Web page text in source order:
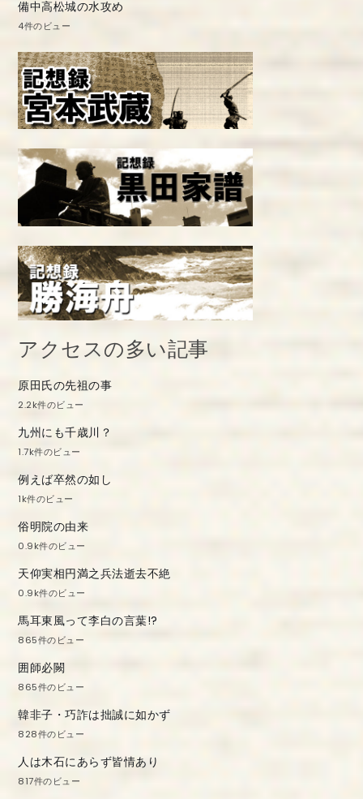
備中高松城の水攻め
4件のビュー
アクセスの多い記事
原田氏の先祖の事
2.2k件のビュー
九州にも千歳川？
1.7k件のビュー
例えば卒然の如し
1k件のビュー
俗明院の由来
0.9k件のビュー
天仰実相円満之兵法逝去不絶
0.9k件のビュー
馬耳東風って李白の言葉!?
865件のビュー
囲師必闕
865件のビュー
韓非子・巧詐は拙誠に如かず
828件のビュー
人は木石にあらず皆情あり
817件のビュー